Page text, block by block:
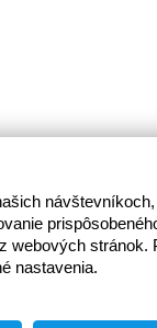
webových stránok.
nastavenia.